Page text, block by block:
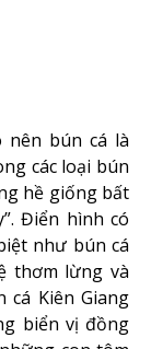
nên bún cá là
các loại bún
hề giống bất
Điển hình có
như bún cá
thơm lừng và
Kiên Giang
biển vị đồng